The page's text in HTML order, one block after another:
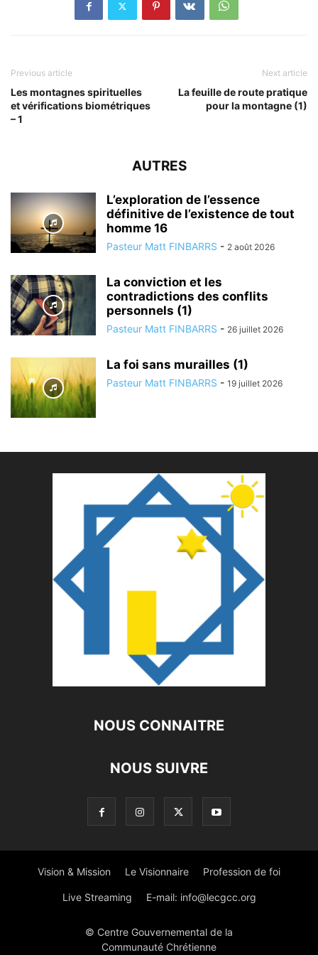
Previous article
Les montagnes spirituelles
et vérifications biométriques
– 1
Next article
La feuille de route pratique
pour la montagne (1)
AUTRES
L’exploration de l’essence
définitive de l’existence de tout
homme 16
Pasteur Matt FINBARRS - 2 août 2026
La conviction et les
contradictions des conflits
personnels (1)
Pasteur Matt FINBARRS - 26 juillet 2026
La foi sans murailles (1)
Pasteur Matt FINBARRS - 19 juillet 2026
NOUS CONNAITRE
NOUS SUIVRE
Vision & Mission Le Visionnaire Profession de foi
Live Streaming E-mail: info@lecgcc.org
© Centre Gouvernemental de la
Communauté Chrétienne